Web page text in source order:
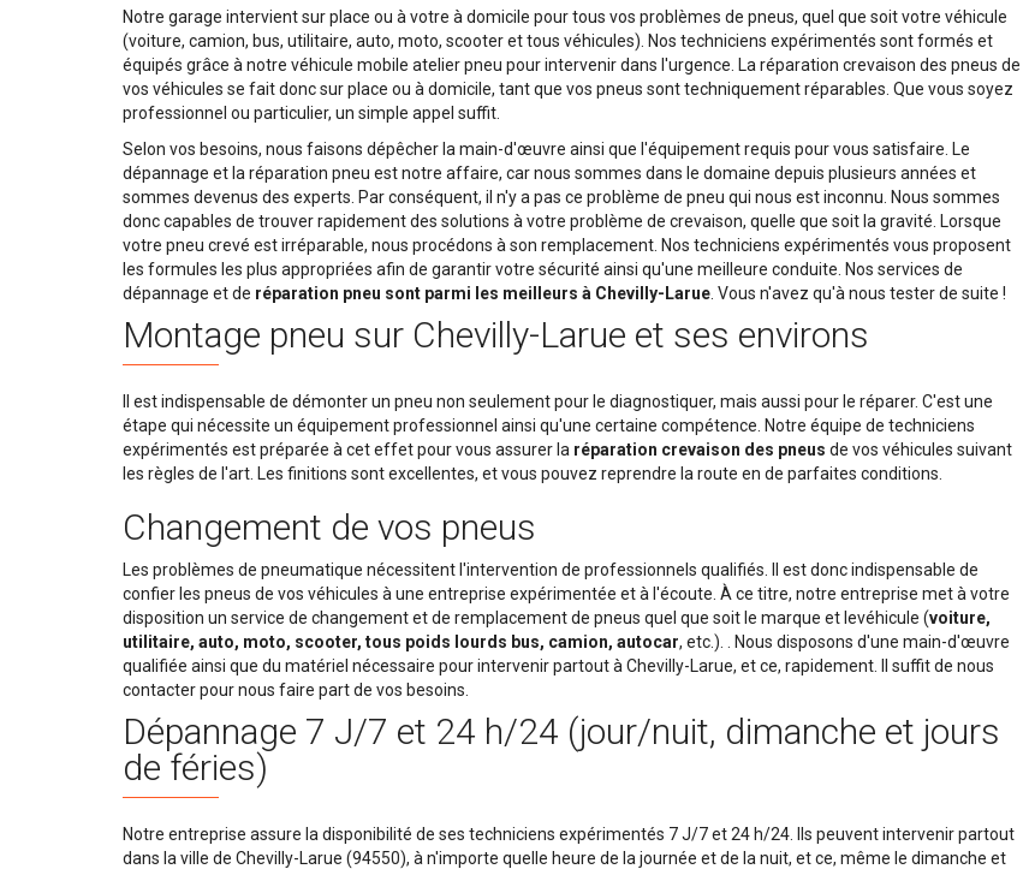
Notre garage intervient sur place ou à votre à domicile pour tous vos problèmes de pneus, quel que soit votre véhicule
(voiture, camion, bus, utilitaire, auto, moto, scooter et tous véhicules). Nos techniciens expérimentés sont formés et
équipés grâce à notre véhicule mobile atelier pneu pour intervenir dans l'urgence. La réparation crevaison des pneus de
vos véhicules se fait donc sur place ou à domicile, tant que vos pneus sont techniquement réparables. Que vous soyez
professionnel ou particulier, un simple appel suffit.
Selon vos besoins, nous faisons dépêcher la main-d'œuvre ainsi que l'équipement requis pour vous satisfaire. Le
dépannage et la réparation pneu est notre affaire, car nous sommes dans le domaine depuis plusieurs années et
sommes devenus des experts. Par conséquent, il n'y a pas ce problème de pneu qui nous est inconnu. Nous sommes
donc capables de trouver rapidement des solutions à votre problème de crevaison, quelle que soit la gravité. Lorsque
votre pneu crevé est irréparable, nous procédons à son remplacement. Nos techniciens expérimentés vous proposent
les formules les plus appropriées afin de garantir votre sécurité ainsi qu'une meilleure conduite. Nos services de
dépannage et de réparation pneu sont parmi les meilleurs à Chevilly-Larue . Vous n'avez qu'à nous tester de suite !
Montage pneu sur Chevilly-Larue et ses environs
Il est indispensable de démonter un pneu non seulement pour le diagnostiquer, mais aussi pour le réparer. C'est une
étape qui nécessite un équipement professionnel ainsi qu'une certaine compétence. Notre équipe de techniciens
expérimentés est préparée à cet effet pour vous assurer la réparation crevaison des pneus de vos véhicules suivant
les règles de l'art. Les finitions sont excellentes, et vous pouvez reprendre la route en de parfaites conditions.
Changement de vos pneus
Les problèmes de pneumatique nécessitent l'intervention de professionnels qualifiés. Il est donc indispensable de
confier les pneus de vos véhicules à une entreprise expérimentée et à l'écoute. À ce titre, notre entreprise met à votre
disposition un service de changement et de remplacement de pneus quel que soit le marque et levéhicule (voiture,
utilitaire, auto, moto, scooter, tous poids lourds bus, camion, autocar, etc.). . Nous disposons d'une main-d'œuvre
qualifiée ainsi que du matériel nécessaire pour intervenir partout à Chevilly-Larue, et ce, rapidement. Il suffit de nous
contacter pour nous faire part de vos besoins.
Dépannage 7 J/7 et 24 h/24 (jour/nuit, dimanche et jours
de féries)
Notre entreprise assure la disponibilité de ses techniciens expérimentés 7 J/7 et 24 h/24. Ils peuvent intervenir partout
dans la ville de Chevilly-Larue (94550), à n'importe quelle heure de la journée et de la nuit, et ce, même le dimanche et